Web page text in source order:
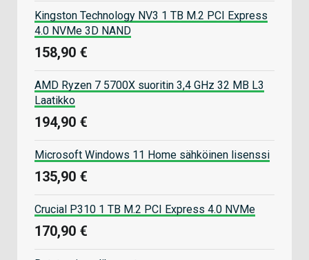
Kingston Technology NV3 1 TB M.2 PCI Express
4.0 NVMe 3D NAND
158,90 €
AMD Ryzen 7 5700X suoritin 3,4 GHz 32 MB L3
Laatikko
194,90 €
Microsoft Windows 11 Home sähköinen lisenssi
135,90 €
Crucial P310 1 TB M.2 PCI Express 4.0 NVMe
170,90 €